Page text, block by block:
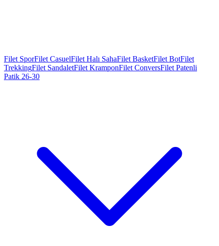
Filet SporFilet CasuelFilet Halı SahaFilet BasketFilet BotFilet
TrekkingFilet SandaletFilet KramponFilet ConversFilet Patenli
Patik 26-30